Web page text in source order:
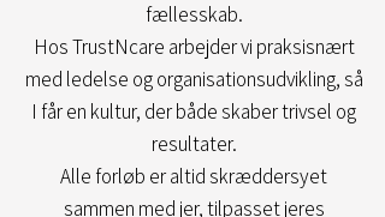
fællesskab.
Hos TrustNcare arbejder vi praksisnært
med ledelse og organisationsudvikling, så
I får en kultur, der både skaber trivsel og
resultater.
Alle forløb er altid skræddersyet
sammen med jer, tilpasset jeres